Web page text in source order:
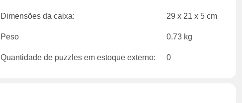
Dimensões da caixa: 29 x 21 x 5 cm
Peso 0.73 kg
Quantidade de puzzles em estoque externo: 0